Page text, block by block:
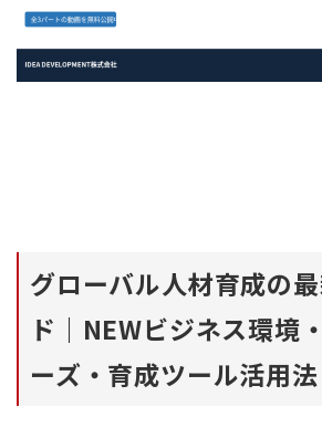
グローバル人材育成の
ド｜NEWビジネス環境
ーズ・育成ツール活用法